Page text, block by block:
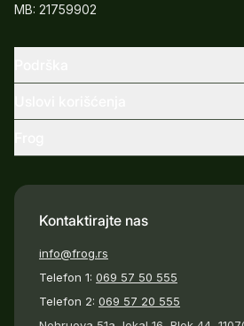
MB: 21759902
Kontaktirajte nas
info@frog.rs
Telefon 1: 069 57 50 555
Telefon 2: 069 57 20 555